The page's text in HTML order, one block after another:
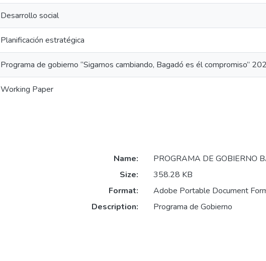
Desarrollo social
Planificación estratégica
Programa de gobierno “Sigamos cambiando, Bagadó es él compromiso”
Working Paper
Name:
PROGRAMA DE GOBIERNO
Size:
358.28 KB
Format:
Adobe Portable Document
Description:
Programa de Gobierno